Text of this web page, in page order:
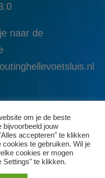
naar de
om je de beste
bijvoorbeeld jouw
accepteren" te klikken
te gebruiken. Wil je
cookies er mogen
Settings" te klikken.